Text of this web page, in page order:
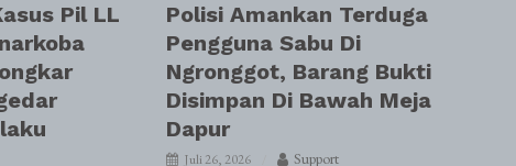
Pil LL
Polisi Amankan Terduga
Pengguna Sabu Di
Ngronggot, Barang Bukti
Disimpan Di Bawah Meja
Dapur
Juli 26, 2026 Support